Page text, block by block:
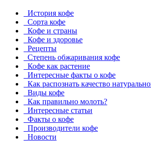
История кофе
Сорта кофе
Кофе и страны
Кофе и здоровье
Рецепты
Степень обжаривания кофе
Кофе как растение
Интересные факты о кофе
Как распознать качество
Виды кофе
Как правильно молоть?
Интересные статьи
Факты о кофе
Производители кофе
Новости